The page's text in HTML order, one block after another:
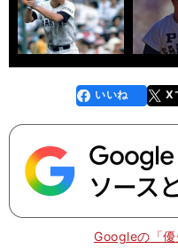
faceboo
k
いいね X
Googleの「